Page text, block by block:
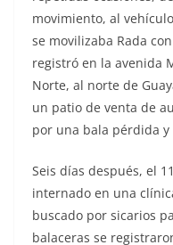
movimiento, al
se movilizaba Rada
registró en la avenida
Norte, al norte de
un patio de venta de
por una bala pérdida
Seis días después, el
internado en una
buscado por sicarios
balaceras se